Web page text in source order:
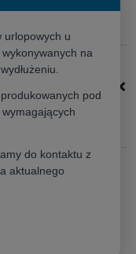
+
urlopowych u
na
pod
do kontaktu z
aktualnego